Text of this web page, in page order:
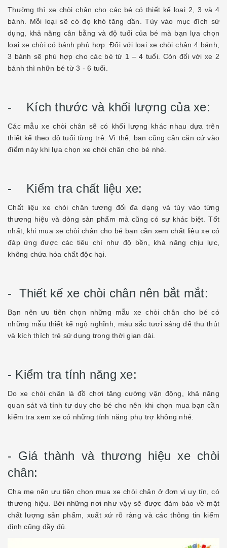
Thường thì xe chòi chân cho các bé có thiết kế loại 2, 3 và 4
bánh. Mỗi loại sẽ có đọ khó tăng dần. Tùy vào mục đích sử
dụng, khả năng cân bằng và độ tuổi của bé mà bạn lựa chọn
loại xe chòi có bánh phù hợp. Đối với loại xe chòi chân 4 bánh,
3 bánh sẽ phù hợp cho các bé từ 1 – 4 tuổi. Còn đối với xe 2
bánh thì nhữn bé từ 3 - 6 tuổi.
- Kích thước và khối lượng của xe:
Các mẫu xe chòi chân sẽ có khối lượng khác nhau dựa trên
thiết kế theo độ tuổi từng trẻ. Vì thế, bạn cũng cần căn cứ vào
điểm này khi lựa chọn xe chòi chân cho bé nhé.
- Kiểm tra chất liệu xe:
Chất liệu xe chòi chân tương đối đa dạng và tùy vào từng
thương hiệu và dòng sản phẩm mà cũng có sự khác biệt. Tốt
nhất, khi mua xe chòi chân cho bé bạn cần xem chất liệu xe có
đáp ứng được các tiêu chí như độ bền, khả năng chịu lực,
không chứa hóa chất độc hại.
- Thiết kế xe chòi chân nên bắt mắt:
Bạn nên ưu tiên chọn những mẫu xe chòi chân cho bé có
những mẫu thiết kế ngộ nghĩnh, màu sắc tươi sáng để thu thút
và kích thích trẻ sử dụng trong thời gian dài.
- Kiểm tra tính năng xe:
Do xe chòi chân là đồ chơi tăng cường vận động, khả năng
quan sát và tính tư duy cho bé cho nên khi chọn mua bạn cần
kiểm tra xem xe có những tính năng phụ trợ không nhé.
- Giá thành và thương hiệu xe chòi
chân:
Cha mẹ nên ưu tiên chọn mua xe chòi chân ở đơn vị uy tín, có
thương hiệu. Bởi những nơi như vậy sẽ được đảm bảo về mặt
chất lượng sản phẩm, xuất xứ rõ ràng và các thông tin kiểm
định cũng đầy đủ.